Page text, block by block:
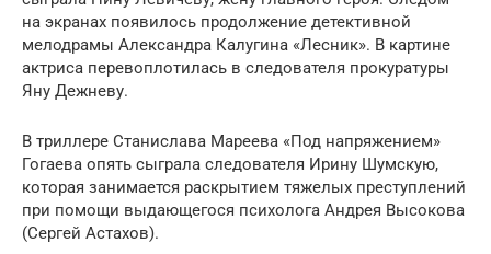
на экранах появилось продолжение детективной
мелодрамы Александра Калугина «Лесник». В картине
актриса перевоплотилась в следователя прокуратуры
Яну Дежневу.
В триллере Станислава Мареева «Под напряжением»
Гогаева опять сыграла следователя Ирину Шумскую,
которая занимается раскрытием тяжелых преступлений
при помощи выдающегося психолога Андрея Высокова
(Сергeй Астахов).